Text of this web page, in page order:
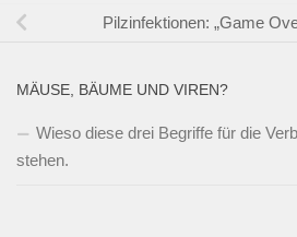
Pilzinfektionen: „Game
MÄUSE, BÄUME UND VIREN?
Wieso diese drei Begriffe für die
stehen.